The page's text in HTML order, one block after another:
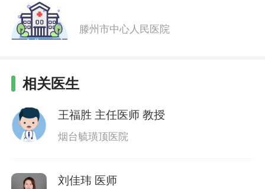
滕州市中心人民医院
相关医生
王福胜 主任医师 教授
烟台毓璜顶医院
刘佳玮 医师